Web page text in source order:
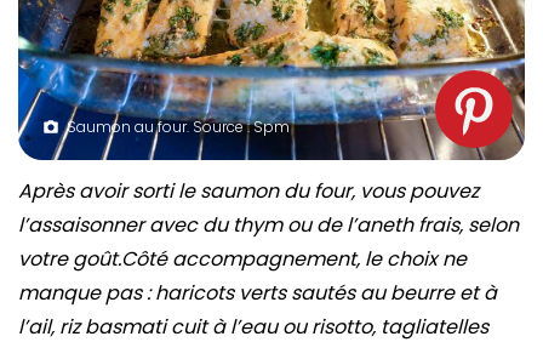
Saumon au four. Source : Spm
Après avoir sorti le saumon du four, vous pouvez
l’assaisonner avec du thym ou de l’aneth frais, selon
votre goût.Côté accompagnement, le choix ne
manque pas : haricots verts sautés au beurre et à
l’ail, riz basmati cuit à l’eau ou risotto, tagliatelles